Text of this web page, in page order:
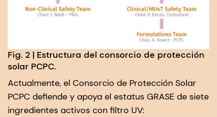
Fig. 2 | Estructura del consorcio de protección
solar PCPC.
Actualmente, el Consorcio de Protección Solar
PCPC defiende y apoya el estatus GRASE de siete
ingredientes activos con filtro UV: